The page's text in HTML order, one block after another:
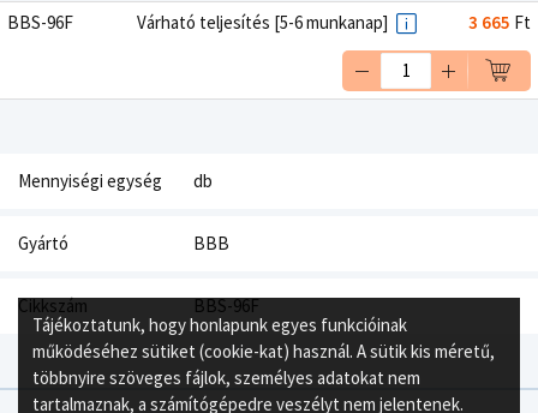
BBS-96F Várható teljesítés [5-6 munkanap] 3 665 Ft
Mennyiségi egység db
Gyártó BBB
Cikkszám BBS-96F
Tájékoztatunk, hogy honlapunk egyes funkcióinak
működéséhez sütiket (cookie-kat) használ. A sütik kis méretű,
többnyire szöveges fájlok, személyes adatokat nem
tartalmaznak, a számítógépedre veszélyt nem jelentenek.